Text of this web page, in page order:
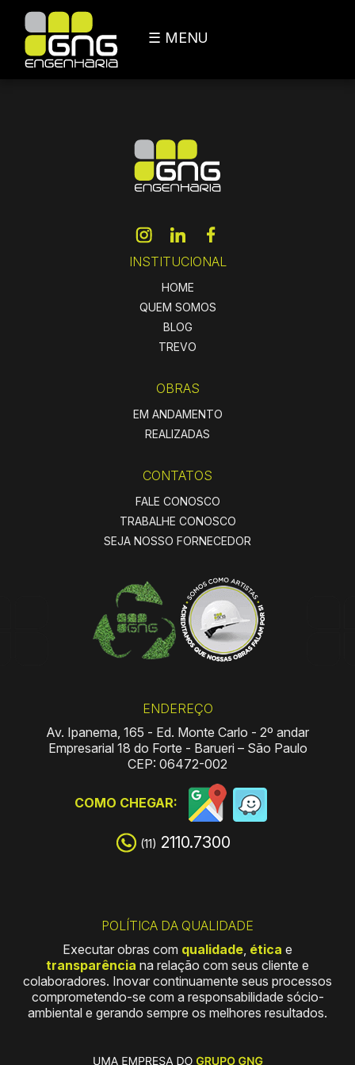
☰ MENU
INSTITUCIONAL
HOME
QUEM SOMOS
BLOG
TREVO
OBRAS
EM ANDAMENTO
REALIZADAS
CONTATOS
FALE CONOSCO
TRABALHE CONOSCO
SEJA NOSSO FORNECEDOR
ENDEREÇO
Av. Ipanema, 165 - Ed. Monte Carlo - 2º andar
Empresarial 18 do Forte - Barueri – São Paulo
CEP: 06472-002
COMO CHEGAR:
(11) 2110.7300
POLÍTICA DA QUALIDADE
Executar obras com qualidade, ética e
transparência na relação com seus cliente e
colaboradores. Inovar continuamente seus processos
comprometendo-se com a responsabilidade sócio-
ambiental e gerando sempre os melhores resultados.